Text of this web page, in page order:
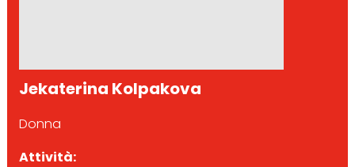
Jekaterina Kolpakova
Donna
Attività: